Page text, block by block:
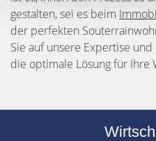
gestalten, sei es beim
der perfekten
Sie auf unsere Expertise
die optimale Lösung für Ihre